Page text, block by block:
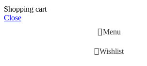
Shopping cart
Close
Menu
Wishlist